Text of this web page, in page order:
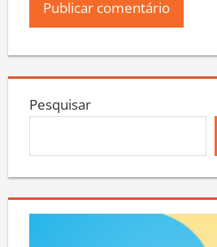
Pesquisar